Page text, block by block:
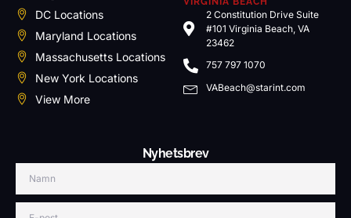
DC Locations
Maryland Locations
Massachusetts Locations
New York Locations
View More
2 Constitution Drive Suite
#101 Virginia Beach, VA
23462
757 797 1070
VABeach@starint.com
Nyhetsbrev